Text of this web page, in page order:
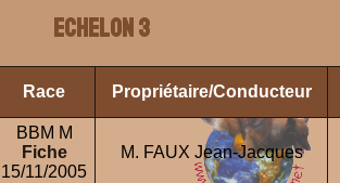
ECHELON 3
Race Propriétaire/Conducteur
BBM M
Fiche
15/11/2005
M. FAUX Jean-Jacques